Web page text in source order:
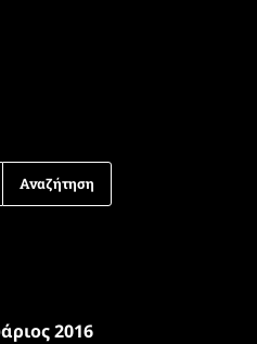
2016